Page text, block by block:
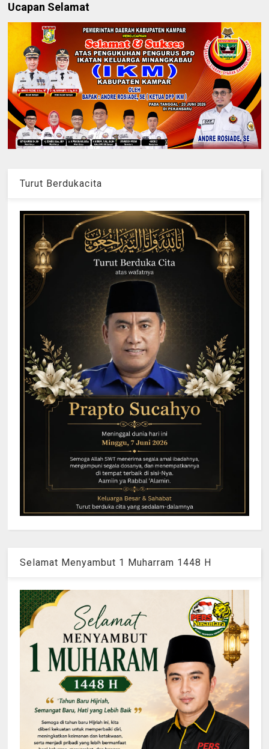
Ucapan Selamat
Turut Berdukacita
Selamat Menyambut 1 Muharram 1448 H